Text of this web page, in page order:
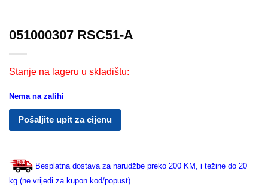
051000307 RSC51-A
Stanje na lageru u skladištu:
Nema na zalihi
Pošaljite upit za cijenu
Besplatna dostava za narudžbe preko 200 KM, i težine do 20
kg.(ne vrijedi za kupon kod/popust)